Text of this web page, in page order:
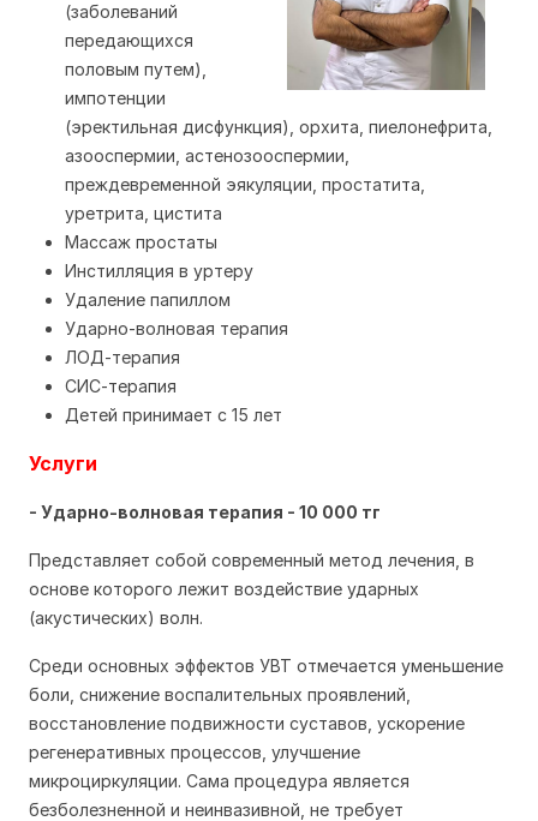
(заболеваний
передающихся
половым путем),
импотенции
(эректильная дисфункция), орхита, пиелонефрита,
азооспермии, астенозооспермии,
преждевременной эякуляции, простатита,
уретрита, цистита
Массаж простаты
Инстилляция в уртеру
Удаление папиллом
Ударно-волновая терапия
ЛОД-терапия
СИС-терапия
Детей принимает с 15 лет
Услуги
- Ударно-волновая терапия - 10 000 тг
Представляет собой современный метод лечения, в
основе которого лежит воздействие ударных
(акустических) волн.
Среди основных эффектов УВТ отмечается уменьшение
боли, снижение воспалительных проявлений,
восстановление подвижности суставов, ускорение
регенеративных процессов, улучшение
микроциркуляции. Сама процедура является
безболезненной и неинвазивной, не требует